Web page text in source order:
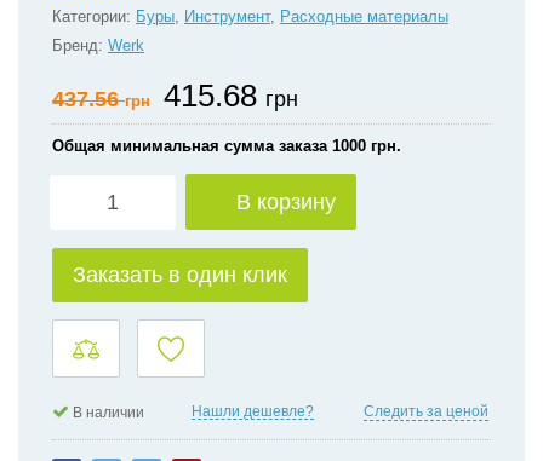
Категории: Буры, Инструмент, Расходные материалы
Бренд: Werk
437.56грн 415.68 грн
Общая минимальная сумма заказа 1000 грн.
В корзину
Заказать в один клик
В наличии Нашли дешевле? Следить за ценой